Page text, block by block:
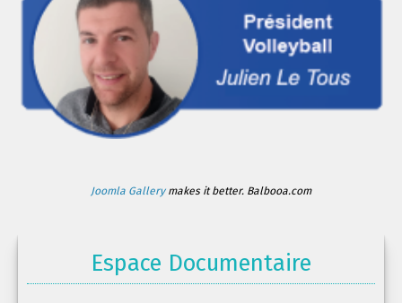
Joomla Gallerymakes it better. Balbooa.com
Espace Documentaire